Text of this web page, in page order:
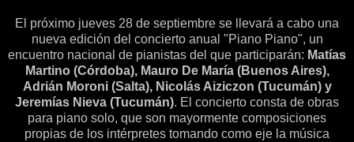
El próximo jueves 28 de septiembre se llevará a cabo una
nueva edición del concierto anual "Piano Piano", un
encuentro nacional de pianistas del que participarán: Matías
Martino (Córdoba), Mauro De María (Buenos Aires),
Adrián Moroni (Salta), Nicolás Aiziczon (Tucumán) y
Jeremías Nieva (Tucumán). El concierto consta de obras
para piano solo, que son mayormente composiciones
propias de los intérpretes tomando como eje la música